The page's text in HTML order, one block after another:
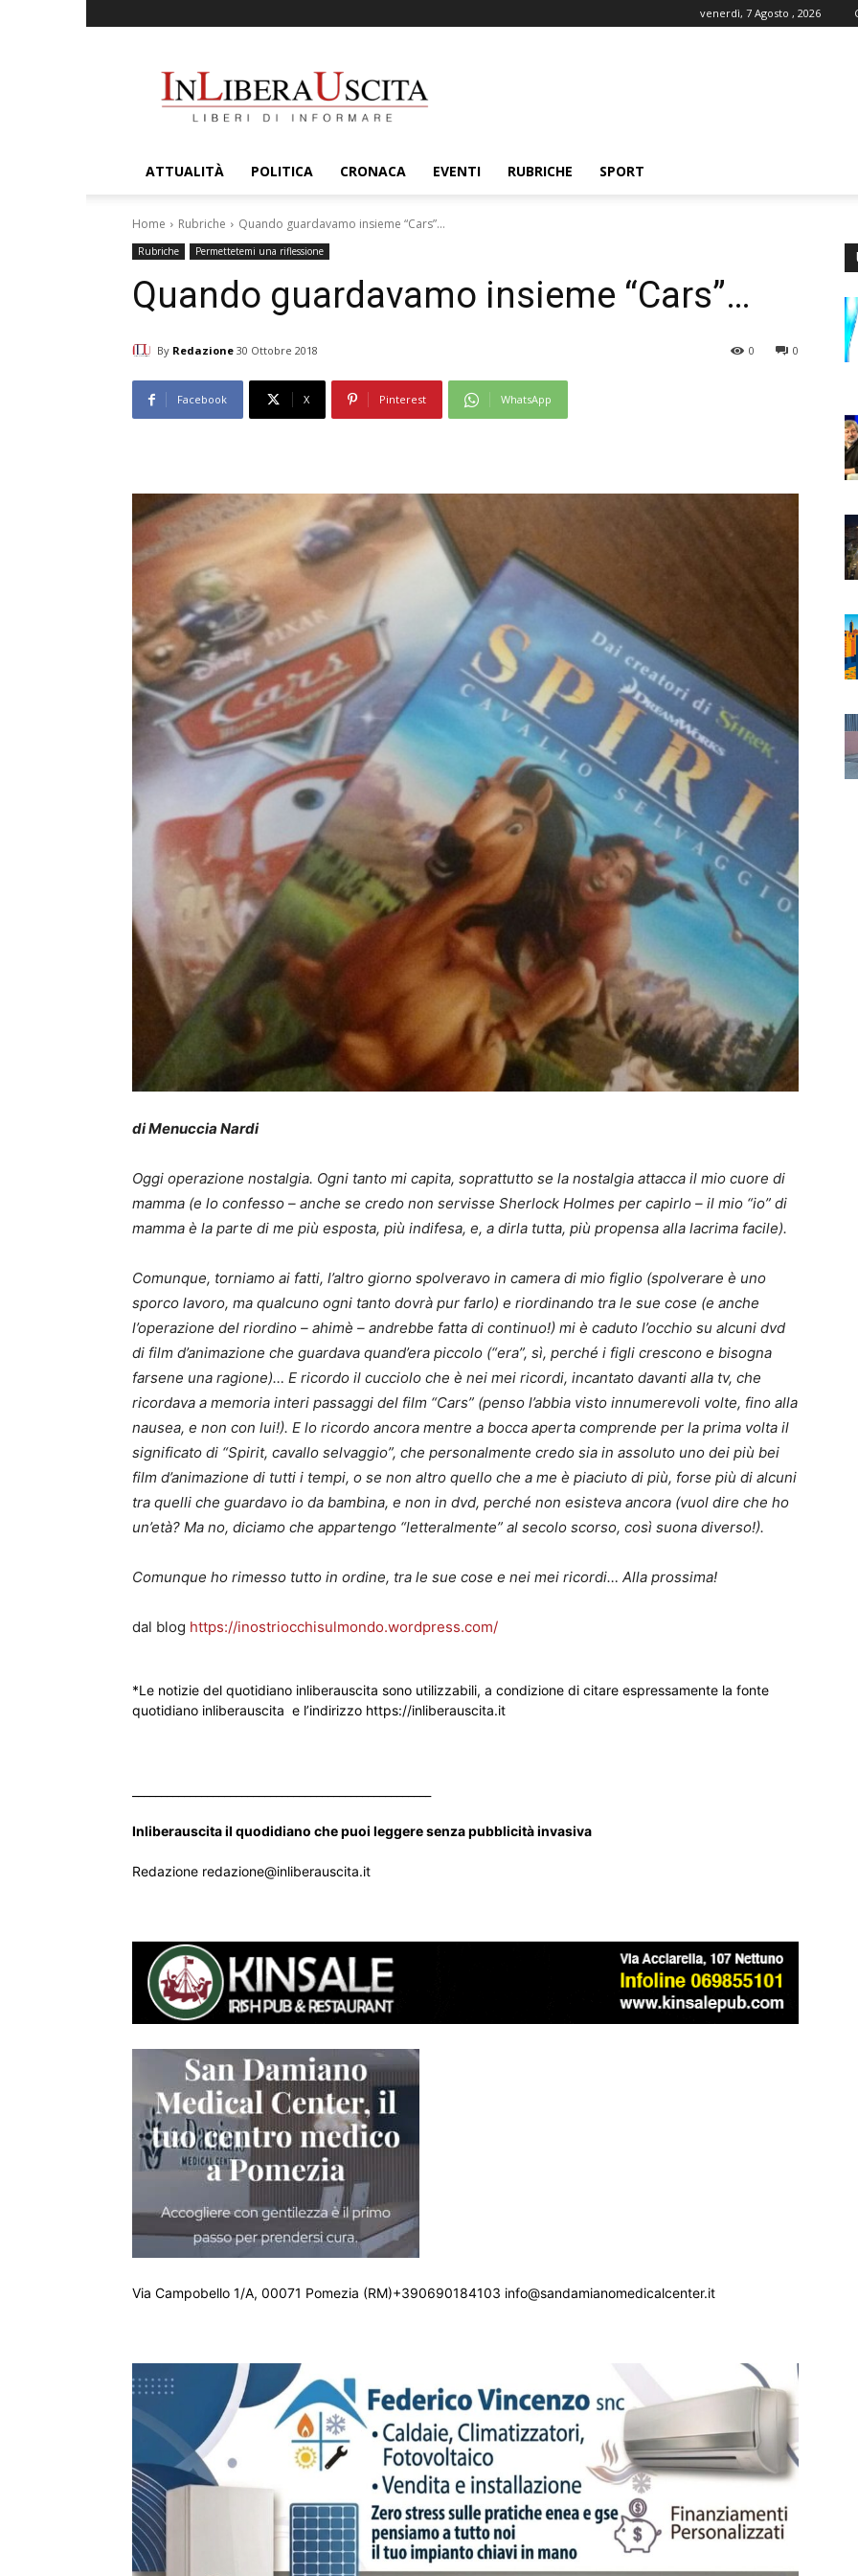
venerdì, 7 Agosto , 2026
ATTUALITÀ POLITICA CRONACA EVENTI RUBRICHE SPORT
Home Rubriche Quando guardavamo insieme “Cars”…
Rubriche Permettetemi una riflessione
Quando guardavamo insieme “Cars”…
By Redazione 30 Ottobre 2018 0
0
Facebook X Pinterest WhatsApp
di Menuccia Nardi
Oggi operazione nostalgia. Ogni tanto mi capita, soprattutto se la nostalgia attacca il mio cuore di
mamma (e lo confesso – anche se credo non servisse Sherlock Holmes per capirlo – il mio “io” di
mamma è la parte di me più esposta, più indifesa, e, a dirla tutta, più propensa alla lacrima facile).
Comunque, torniamo ai fatti, l’altro giorno spolveravo in camera di mio figlio (spolverare è uno
sporco lavoro, ma qualcuno ogni tanto dovrà pur farlo) e riordinando tra le sue cose (e anche
l’operazione del riordino – ahimè – andrebbe fatta di continuo!) mi è caduto l’occhio su alcuni dvd
di film d’animazione che guardava quand’era piccolo (“era”, sì, perché i figli crescono e bisogna
farsene una ragione)… E ricordo il cucciolo che è nei mei ricordi, incantato davanti alla tv, che
ricordava a memoria interi passaggi del film “Cars” (penso l’abbia visto innumerevoli volte, fino alla
nausea, e non con lui!). E lo ricordo ancora mentre a bocca aperta comprende per la prima volta il
significato di “Spirit, cavallo selvaggio”, che personalmente credo sia in assoluto uno dei più bei
film d’animazione di tutti i tempi, o se non altro quello che a me è piaciuto di più, forse più di alcuni
tra quelli che guardavo io da bambina, e non in dvd, perché non esisteva ancora (vuol dire che ho
un’età? Ma no, diciamo che appartengo “letteralmente” al secolo scorso, così suona diverso!).
Comunque ho rimesso tutto in ordine, tra le sue cose e nei mei ricordi… Alla prossima!
dal blog https://inostriocchisulmondo.wordpress.com/
*Le notizie del quotidiano inliberauscita sono utilizzabili, a condizione di citare espressamente la fonte
quotidiano inliberauscita e l’indirizzo https://inliberauscita.it
Inliberauscita il quodidiano che puoi leggere senza pubblicità invasiva
Redazione redazione@inliberauscita.it
Via Campobello 1/A, 00071 Pomezia (RM)+390690184103 info@sandamianomedicalcenter.it